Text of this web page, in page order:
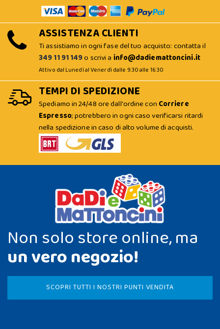
ASSISTENZA CLIENTI
Ti assistiamo in ogni fase del tuo acquisto: contatta il
349 11 91 149o scrivi a info@dadiemattoncini.it
Attivo dal Lunedì al Venerdì dalle 9:30 alle 16:30
TEMPI DI SPEDIZIONE
Spediamo in 24/48 ore dall'ordine con Corriere
Espresso; potrebbero in ogni caso verificarsi ritardi
nella spedizione in caso di alto volume di acquisti.
Non solo store online, ma
un vero negozio!
SCOPRI TUTTI I NOSTRI PUNTI VENDITA